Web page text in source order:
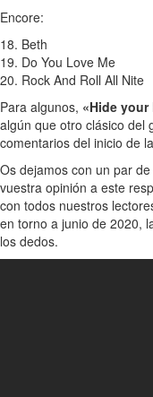
Encore:
18. Beth
19. Do You Love Me
20. Rock And Roll All Nite
Para algunos, «Hide
algún que otro clásico del
comentarios del inicio de
Os dejamos con un par
vuestra opinión a este
con todos nuestros
en torno a junio de 2020,
los dedos.